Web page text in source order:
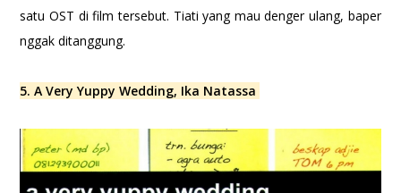
satu OST di film tersebut. Tiati yang mau denger ulang, baper
nggak ditanggung.
5. A Very Yuppy Wedding, Ika Natassa